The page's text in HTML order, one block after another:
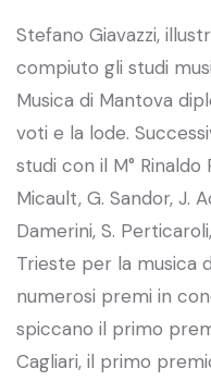
Stefano Giavazzi,
compiuto gli studi
Musica di Mantova
voti e la lode.
studi con il M° Rinaldo
Micault, G. Sandor, J.
Damerini, S.
Trieste per la musica
numerosi premi in
spiccano il primo
Cagliari, il primo